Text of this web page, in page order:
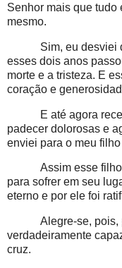
Senhor mais que tudo
mesmo.
Sim, eu desviei
esses dois anos
morte e a tristeza. E
coração e
E até agora
padecer dolorosas e
enviei para o meu
Assim esse
para sofrer em seu
eterno e por ele foi
Alegre-se,
verdadeiramente
cruz.